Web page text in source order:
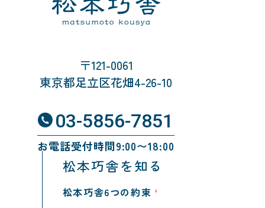
〒121-0061
東京都足立区花畑4-26-10
03-5856-7851
お電話受付時間9:00〜18:00
松本巧舎を知る
松本巧舎6つの約束